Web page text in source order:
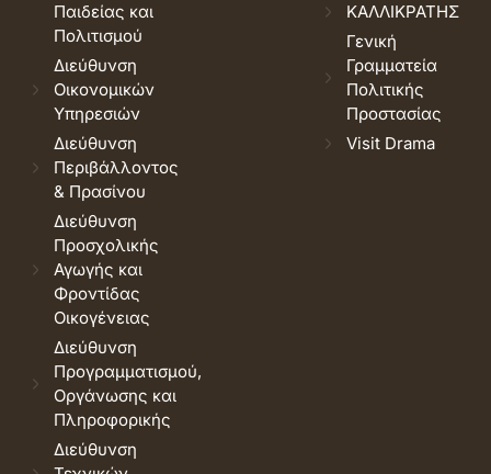
Παιδείας και
Πολιτισμού
Διεύθυνση
Οικονομικών
Υπηρεσιών
Διεύθυνση
Περιβάλλοντος
& Πρασίνου
Διεύθυνση
Προσχολικής
Αγωγής και
Φροντίδας
Οικογένειας
Διεύθυνση
Προγραμματισμού,
Οργάνωσης και
Πληροφορικής
Διεύθυνση
ΚΑΛΛΙΚΡΑΤΗΣ
Γενική
Γραμματεία
Πολιτικής
Προστασίας
Visit Drama